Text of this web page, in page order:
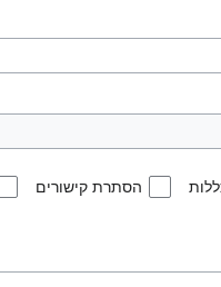
הסתרת קישורים